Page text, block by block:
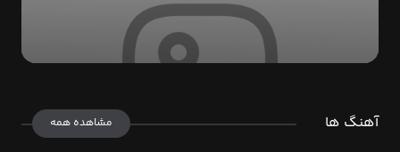
آهنگ ها مشاهده همه